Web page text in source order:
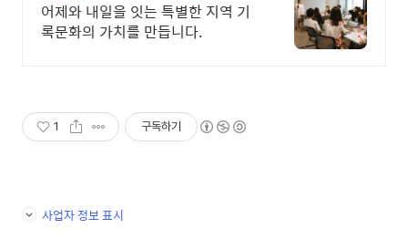
어제와 내일을 잇는 특별한 지역 기
록문화의 가치를 만듭니다.
1 구독하기
사업자 정보 표시